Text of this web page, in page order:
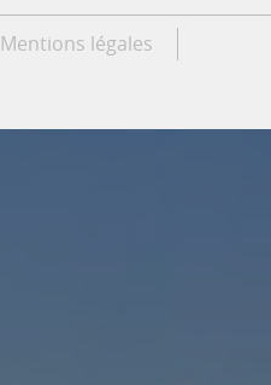
Mentions légales